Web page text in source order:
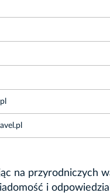
na przyrodniczych
i